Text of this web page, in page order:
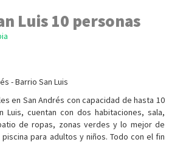
Luis 10 personas
- Barrio San Luis
en San Andrés con capacidad de hasta 10
Luis, cuentan con dos habitaciones, sala,
de ropas, zonas verdes y lo mejor de
para adultos y niños. Todo con el fin